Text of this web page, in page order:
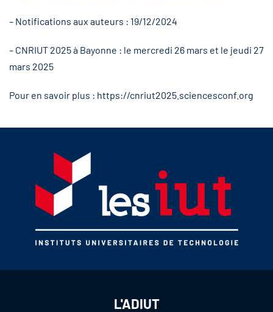
– Notifications aux auteurs : 19/12/2024
– CNRIUT 2025 à Bayonne : le mercredi 26 mars et le jeudi 27
mars 2025
Pour en savoir plus : https://cnriut2025.sciencesconf.org
L'ADIUT